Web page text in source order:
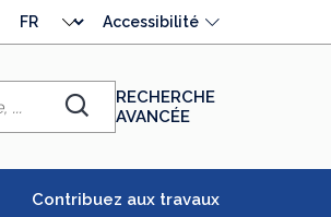
langue
Accessibilité
Chercher
RECHERCHE
AVANCÉE
Contribuez aux travaux